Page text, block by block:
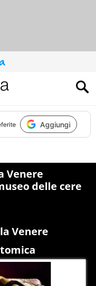
Aggiungi
Venere
delle cere
Venere